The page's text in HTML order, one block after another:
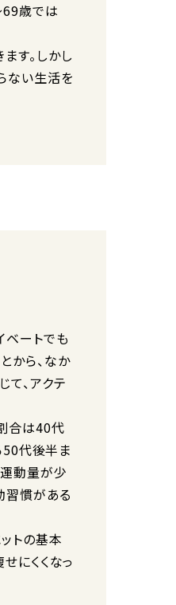
歳では
す。しかし
ない生活を
ートでも
から、なか
、アクテ
合は40代
50代後半ま
動量が少
習慣がある
トの基本
にくくなっ